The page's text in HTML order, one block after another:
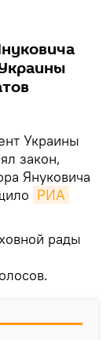
Украины
закон,
Януковича
РИА
рады